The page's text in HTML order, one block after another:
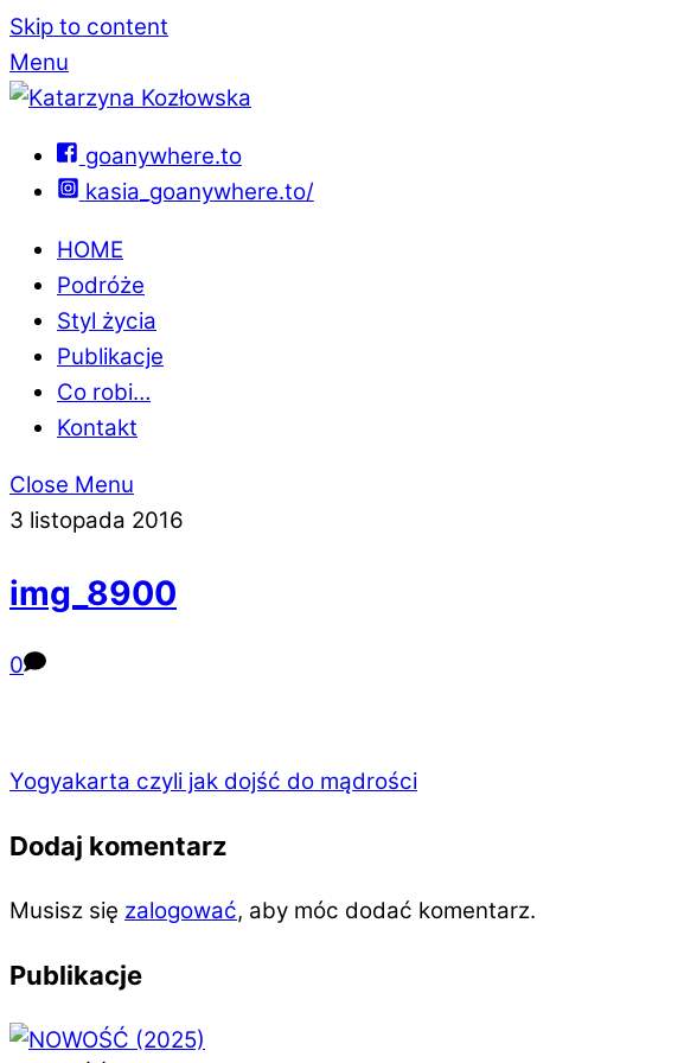
Skip to content
Menu
goanywhere.to
kasia_goanywhere.to/
HOME
Podróże
Styl życia
Publikacje
Co robi…
Kontakt
Close Menu
3 listopada 2016
img_8900
0
Yogyakarta czyli jak dojść do mądrości
Dodaj komentarz
Musisz się zalogować, aby móc dodać komentarz.
Publikacje